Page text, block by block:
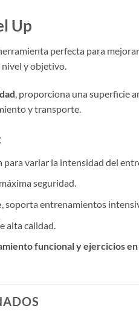
Up
perfecta para
nivel y objetivo.
, proporciona una superficie
y transporte.
para variar la intensidad del
seguridad.
, soporta entrenamientos
alta calidad.
funcional y ejercicios en